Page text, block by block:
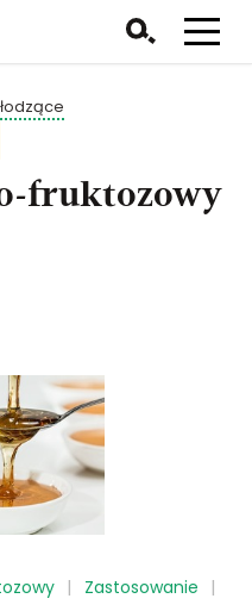
fruktozowy
Zastosowanie